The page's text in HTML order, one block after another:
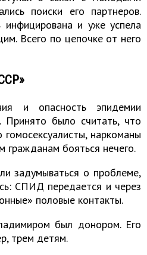
поиски его партнеров.
инфицирована и уже успела
Всего по цепочке от него
и опасность эпидемии
Принято было считать, что
наркоманы
гражданам бояться нечего.
задумываться о проблеме,
СПИД передается и через
половые контакты.
был донором. Его
трем детям.